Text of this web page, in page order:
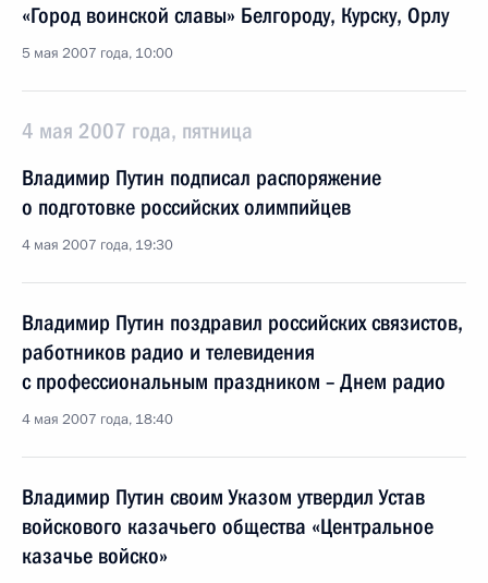
«Город воинской славы» Белгороду, Курску, Орлу
5 мая 2007 года, 10:00
4 мая 2007 года, пятница
Владимир Путин подписал распоряжение
о подготовке российских олимпийцев
4 мая 2007 года, 19:30
Владимир Путин поздравил российских связистов,
работников радио и телевидения
с профессиональным праздником – Днем радио
4 мая 2007 года, 18:40
Владимир Путин своим Указом утвердил Устав
войскового казачьего общества «Центральное
казачье войско»